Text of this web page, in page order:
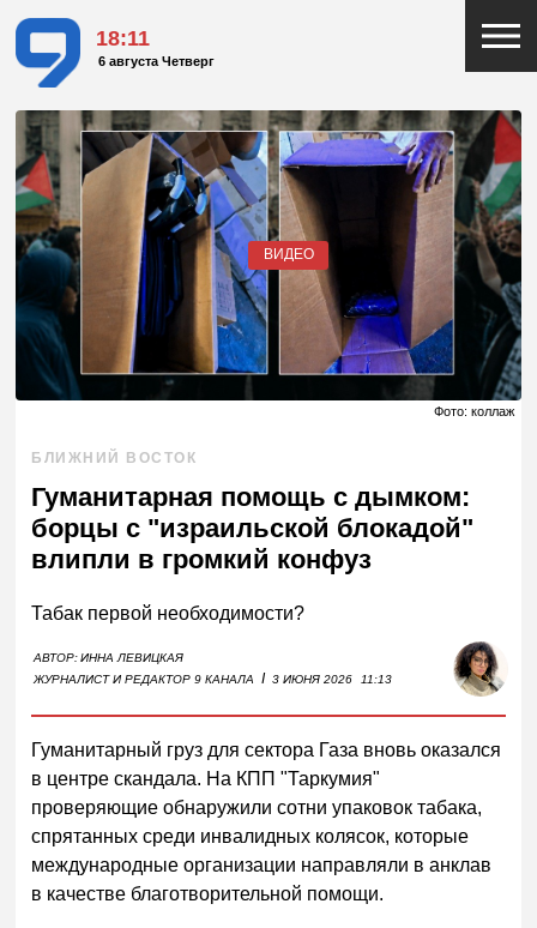
18:12
6 августа Четверг
ВИДЕО
Фото: коллаж
БЛИЖНИЙ ВОСТОК
Гуманитарная помощь с дымком:
борцы с "израильской блокадой"
влипли в громкий конфуз
Табак первой необходимости?
АВТОР:ИННА ЛЕВИЦКАЯ
ЖУРНАЛИСТ И РЕДАКТОР 9 КАНАЛА
I 3 ИЮНЯ 2026 11:13
Гуманитарный груз для сектора Газа вновь оказался
в центре скандала. На КПП "Таркумия"
проверяющие обнаружили сотни упаковок табака,
спрятанных среди инвалидных колясок, которые
международные организации направляли в анклав
в качестве благотворительной помощи.